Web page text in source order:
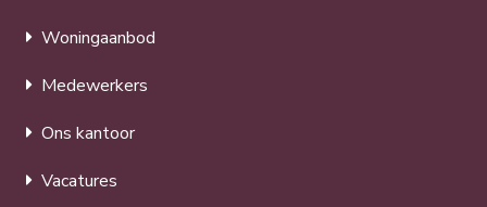
Woningaanbod
Medewerkers
Ons kantoor
Vacatures